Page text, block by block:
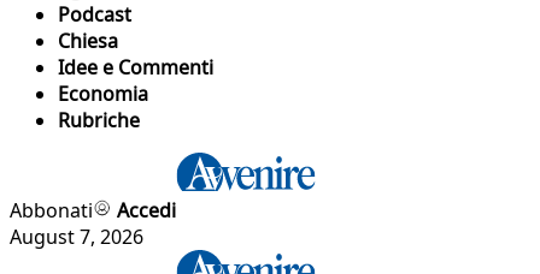
Podcast
Chiesa
Idee e Commenti
Economia
Rubriche
Abbonati
Accedi
August 7, 2026